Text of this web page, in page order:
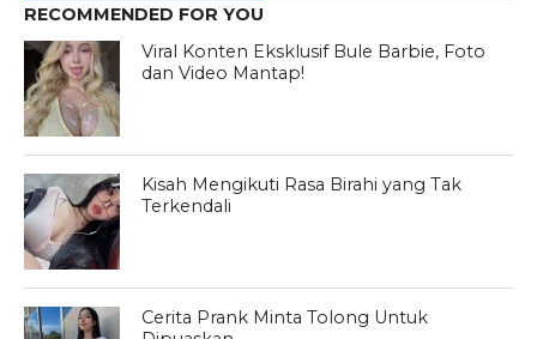
RECOMMENDED FOR YOU
Viral Konten Eksklusif Bule Barbie, Foto
dan Video Mantap!
Kisah Mengikuti Rasa Birahi yang Tak
Terkendali
Cerita Prank Minta Tolong Untuk